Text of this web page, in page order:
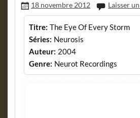
18 novembre 2012 Laisser
Titre: The Eye Of Every Storm
Séries: Neurosis
Auteur: 2004
Genre: Neurot Recordings